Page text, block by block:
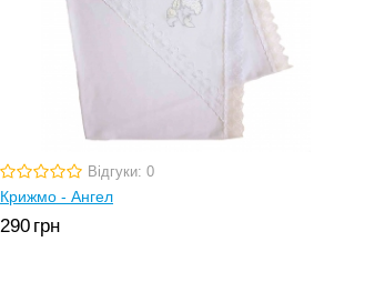
Відгуки: 0
Крижмо - Ангел
290 грн